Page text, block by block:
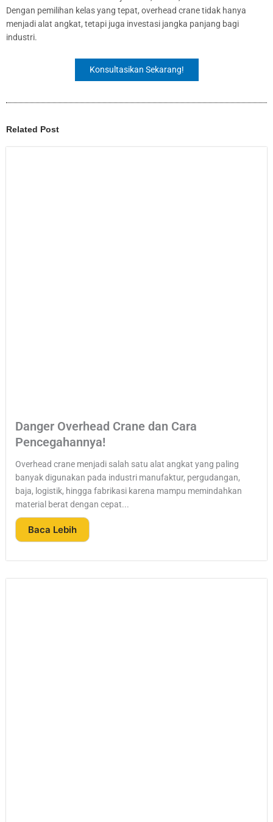
Dengan pemilihan kelas yang tepat, overhead crane tidak hanya
menjadi alat angkat, tetapi juga investasi jangka panjang bagi
industri.
Konsultasikan Sekarang!
Related Post
Danger Overhead Crane dan Cara
Pencegahannya!
Overhead crane menjadi salah satu alat angkat yang paling
banyak digunakan pada industri manufaktur, pergudangan,
baja, logistik, hingga fabrikasi karena mampu memindahkan
material berat dengan cepat...
Baca Lebih